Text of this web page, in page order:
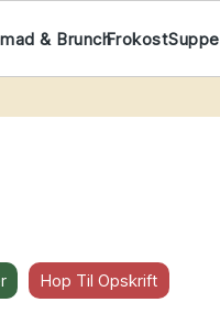
& BrunchFrokostSuppe
Hop Til Opskrift